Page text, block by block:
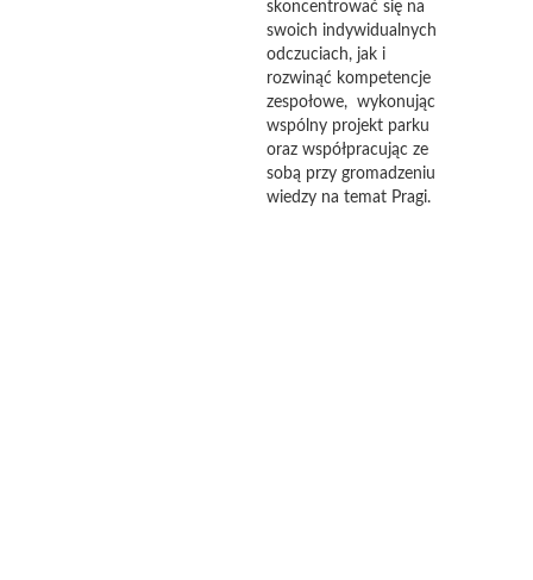
skoncentrować się na
swoich indywidualnych
odczuciach, jak i
rozwinąć kompetencje
zespołowe, wykonując
wspólny projekt parku
oraz współpracując ze
sobą przy gromadzeniu
wiedzy na temat Pragi.